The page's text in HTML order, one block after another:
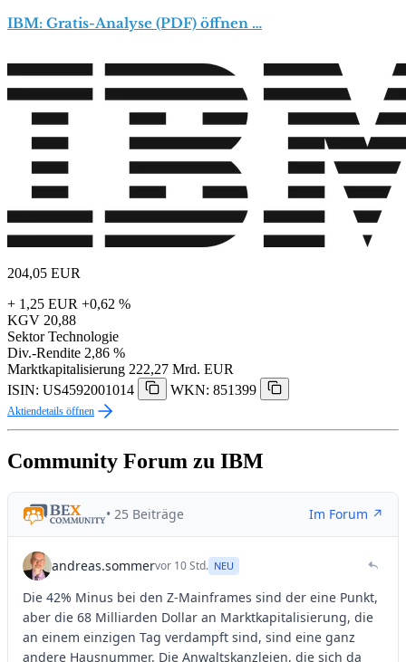
IBM: Gratis-Analyse (PDF) öffnen …
204,05 EUR
+ 1,25 EUR +0,62 %
KGV 20,88
Sektor Technologie
Div.-Rendite 2,86 %
Marktkapitalisierung 222,27 Mrd. EUR
ISIN: US4592001014
WKN: 851399
Aktiendetails öffnen
Community Forum zu IBM